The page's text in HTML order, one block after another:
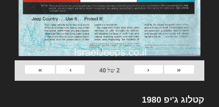
«
‹
2של40
›
»
קטלוג ג'יפ 1980